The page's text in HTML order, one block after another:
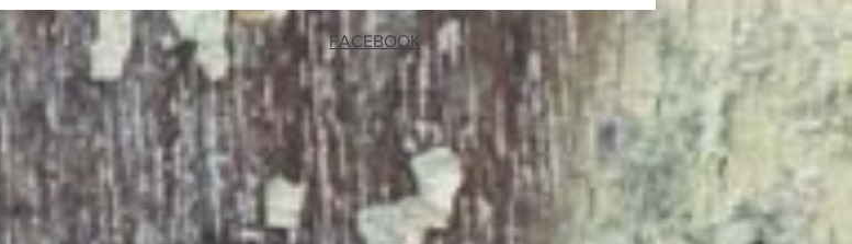
- etc...
FACEBOOK